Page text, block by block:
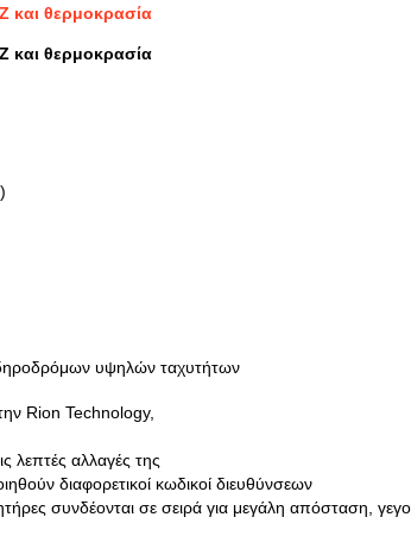
και θερμοκρασία
και θερμοκρασία
υψηλών ταχυτήτων
Rion Technology,
λεπτές αλλαγές της
διαφορετικοί κωδικοί διευθύνσεων
συνδέονται σε σειρά για μεγάλη απόσταση,